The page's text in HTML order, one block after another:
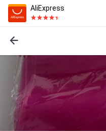
AliExpress